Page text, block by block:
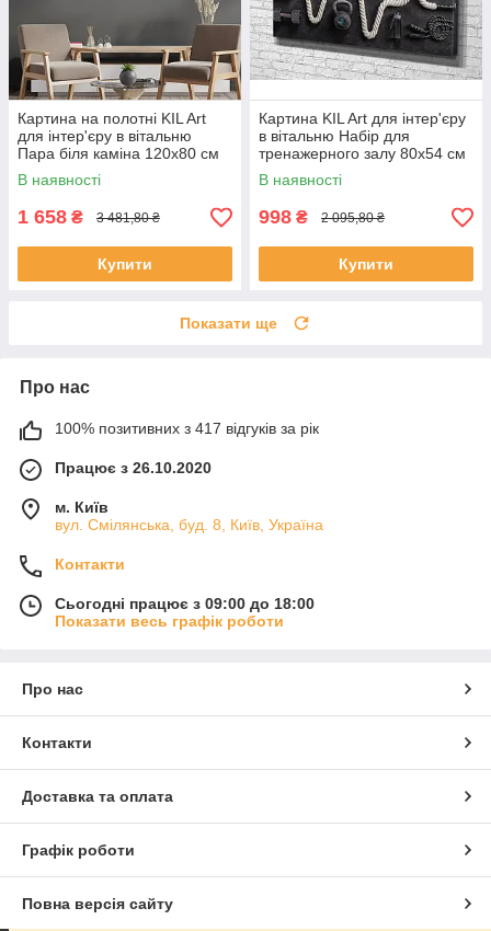
Картина на полотні KIL Art
для інтер'єру в вітальню
Пара біля каміна 120x80 см
(522-1)
В наявності
1 658 ₴ 3 481,80 ₴
Купити
Картина KIL Art для інтер'єру
в вітальню Набір для
тренажерного залу 80x54 см
(85(7
В наявності
998 ₴ 2 095,80 ₴
Купити
Показати ще
Про нас
100% позитивних з 417 відгуків за рік
Працює з 26.10.2020
м. Київ
вул. Смілянська, буд. 8, Київ, Україна
Контакти
Сьогодні працює з 09:00 до 18:00
Показати весь графік роботи
Про нас
Контакти
Доставка та оплата
Графік роботи
Повна версія сайту